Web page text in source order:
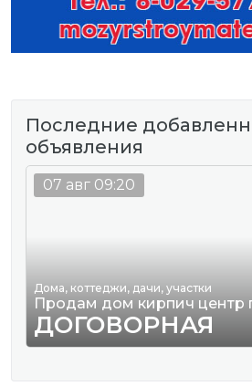
Последние
объявления
Дома, коттеджи, дачи, участки
Продам дом кирпич центр
ДОГОВОРНАЯ
07 авг 09:20